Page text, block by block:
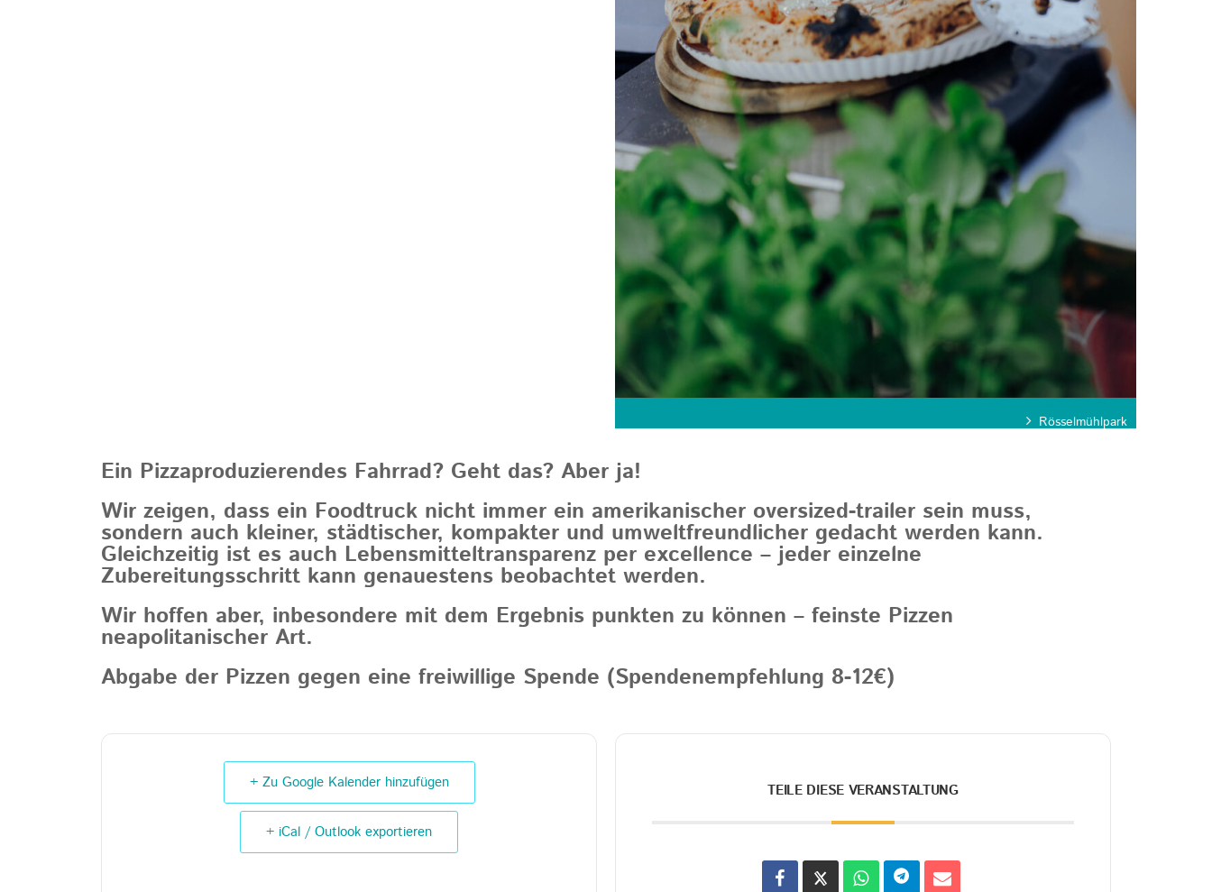
Rösselmühlpark
Ein Pizzaproduzierendes Fahrrad? Geht das? Aber ja!
Wir zeigen, dass ein Foodtruck nicht immer ein amerikanischer oversized-trailer sein muss,
sondern auch kleiner, städtischer, kompakter und umweltfreundlicher gedacht werden kann.
Gleichzeitig ist es auch Lebensmitteltransparenz per excellence – jeder einzelne
Zubereitungsschritt kann genauestens beobachtet werden.
Wir hoffen aber, inbesondere mit dem Ergebnis punkten zu können – feinste Pizzen
neapolitanischer Art.
Abgabe der Pizzen gegen eine freiwillige Spende (Spendenempfehlung 8-12€)
+ Zu Google Kalender hinzufügen
+ iCal / Outlook exportieren
TEILE DIESE VERANSTALTUNG